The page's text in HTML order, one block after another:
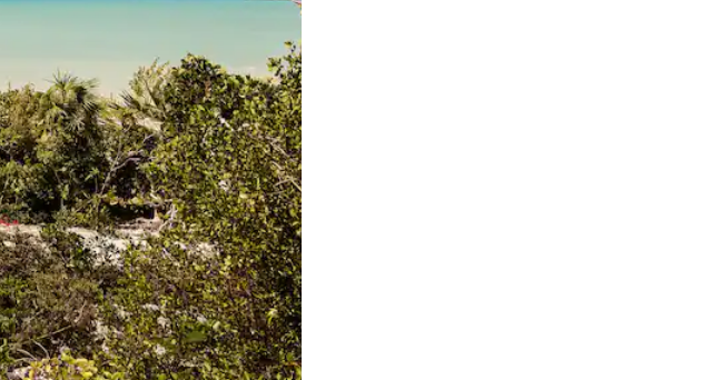
abajo o explora con el tacto o desliza el dedo.